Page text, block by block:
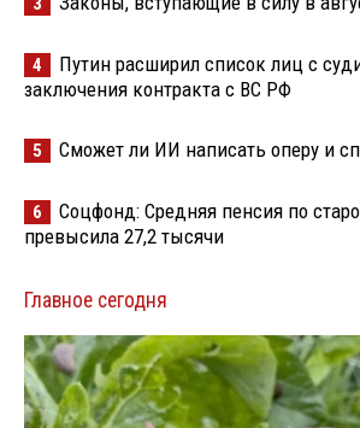
4
Путин расширил список лиц с
заключения контракта с ВС РФ
5 Сможет ли ИИ написать оперу и
6
Соцфонд: Средняя пенсия по
превысила 27,2 тысячи
Главное сегодня